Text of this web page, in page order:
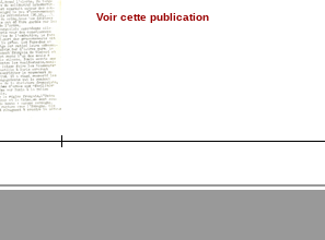
Voir cette publication